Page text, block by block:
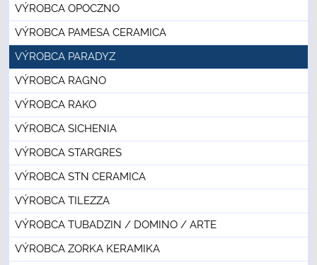
VÝROBCA OPOCZNO
VÝROBCA PAMESA CERAMICA
VÝROBCA PARADYZ
VÝROBCA RAGNO
VÝROBCA RAKO
VÝROBCA SICHENIA
VÝROBCA STARGRES
VÝROBCA STN CERAMICA
VÝROBCA TILEZZA
VÝROBCA TUBADZIN / DOMINO / ARTE
VÝROBCA ZORKA KERAMIKA